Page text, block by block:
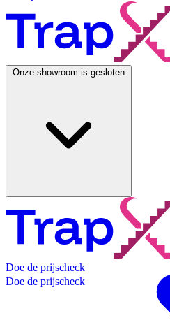
Onze showroom is gesloten
Doe de prijscheck